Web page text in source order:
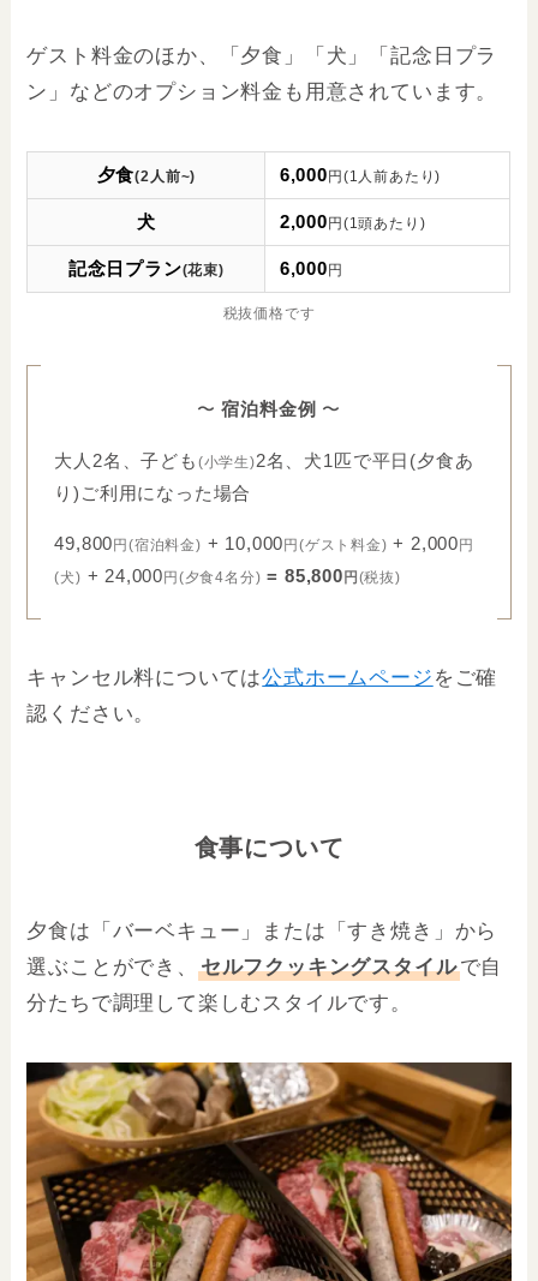
ゲスト料金のほか、「夕食」「犬」「記念日プラ
ン」などのオプション料金も用意されています。
夕食(2人前~) 6,000 円 (1人前あたり)
犬 2,000 円 (1頭あたり)
記念日プラン(花束) 6,000 円
税抜価格です
〜宿泊料金例 〜
大人2名、子ども (小学生)2名、犬1匹で平日(夕食あ
り)ご利用になった場合
49,800 円(宿泊料金) + 10,000 円 (ゲスト料金) + 2,000 円
(犬) + 24,000 円(夕食4名分) = 85,800 円 (税抜)
キャンセル料については公式ホームページ をご確
認ください。
食事について
夕食は「バーベキュー」または「すき焼き」から
選ぶことができ、
セルフクッキングスタイルで自
分たちで調理して楽しむスタイルです。